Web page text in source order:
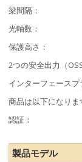
梁間隔：
光軸数：
保護高さ：
2つの安全出力（
インターフェースプ
商品は以下になりま
認証：
製品モデル